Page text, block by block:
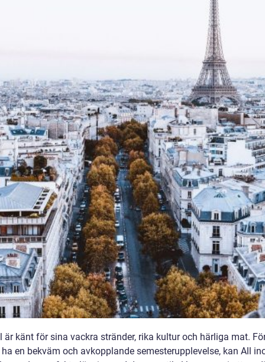
är känt för sina vackra stränder, rika kultur och härliga mat.
en bekväm och avkopplande semesterupplevelse, kan All